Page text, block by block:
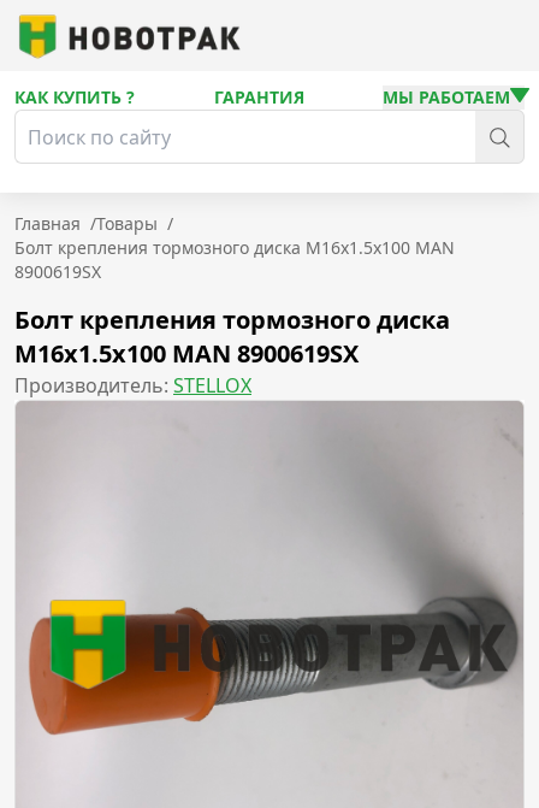
КАК КУПИТЬ ? ГАРАНТИЯ МЫ РАБОТАЕМ
Главная /Товары /
Болт крепления тормозного диска M16x1.5x100 MAN
8900619SX
Болт крепления тормозного диска
M16x1.5x100 MAN 8900619SX
Производитель: STELLOX